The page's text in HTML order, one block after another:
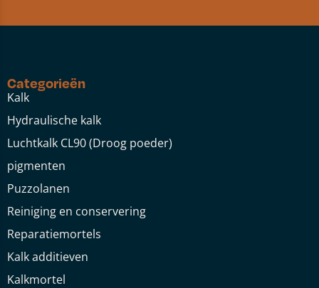
Categorieën
Kalk
Hydraulische kalk
Luchtkalk CL90 (Droog poeder)
pigmenten
Puzzolanen
Reiniging en conservering
Reparatiemortels
Kalk additieven
Kalkmortel